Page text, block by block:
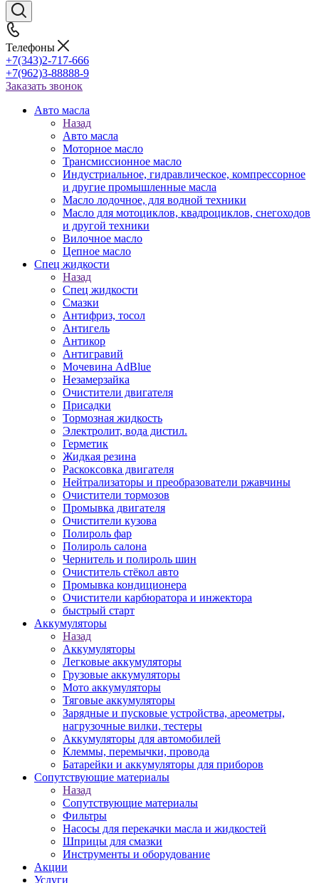
Телефоны
+7(343)2-717-666
+7(962)3-88888-9
Заказать звонок
Авто масла
Назад
Авто масла
Моторное масло
Трансмиссионное масло
Индустриальное, гидравлическое, компрессорное
и другие промышленные масла
Масло лодочное, для водной техники
Масло для мотоциклов, квадроциклов, снегоходов
и другой техники
Вилочное масло
Цепное масло
Спец жидкости
Назад
Спец жидкости
Смазки
Антифриз, тосол
Антигель
Антикор
Антигравий
Мочевина AdBlue
Незамерзайка
Очистители двигателя
Присадки
Тормозная жидкость
Электролит, вода дистил.
Герметик
Жидкая резина
Раскоксовка двигателя
Нейтрализаторы и преобразователи ржавчины
Очистители тормозов
Промывка двигателя
Очистители кузова
Полироль фар
Полироль салона
Чернитель и полироль шин
Очиститель стёкол авто
Промывка кондиционера
Очистители карбюратора и инжектора
быстрый старт
Аккумуляторы
Назад
Аккумуляторы
Легковые аккумуляторы
Грузовые аккумуляторы
Мото аккумуляторы
Тяговые аккумуляторы
Зарядные и пусковые устройства, ареометры,
нагрузочные вилки, тестеры
Аккумуляторы для автомобилей
Клеммы, перемычки, провода
Батарейки и аккумуляторы для приборов
Сопутствующие материалы
Назад
Сопутствующие материалы
Фильтры
Насосы для перекачки масла и жидкостей
Шприцы для смазки
Инструменты и оборудование
Акции
Услуги